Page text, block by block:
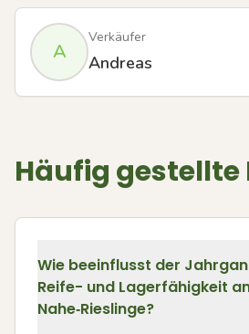
A
Verkäufer
Andreas
Häufig gestellte
Wie beeinflusst der
Reife- und Lagerfähigkeit
Nahe‑Rieslinge?